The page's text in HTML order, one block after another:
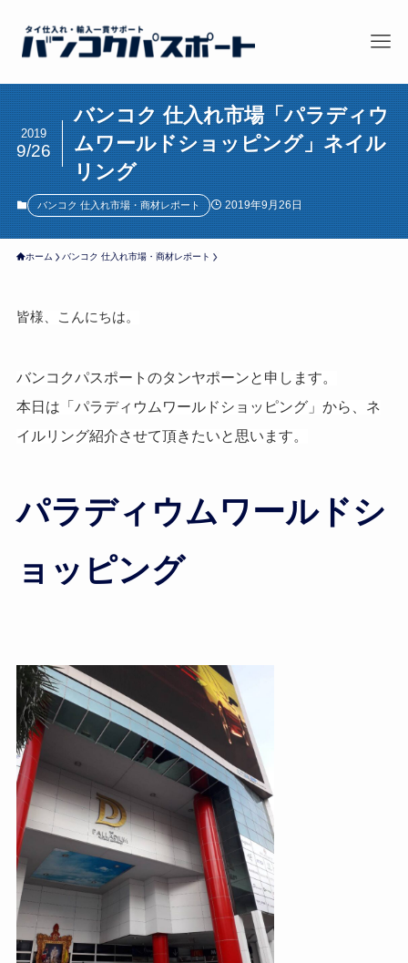
バンコク 仕入れ市場「パラディウ
ムワールドショッピング」ネイル
リング
2019
9/26
バンコク 仕入れ市場・商材レポート 2019年9月26日
ホーム バンコク 仕入れ市場・商材レポート
皆様、こんにちは。
バンコクパスポートのタンヤポーンと申します。
本日は「パラディウムワールドショッピング」から、ネ
イルリング紹介させて頂きたいと思います。
パラディウムワールドシ
ョッピング